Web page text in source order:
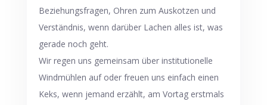
Beziehungsfragen, Ohren zum Auskotzen und
Verständnis, wenn darüber Lachen alles ist, was
gerade noch geht.
Wir regen uns gemeinsam über institutionelle
Windmühlen auf oder freuen uns einfach einen
Keks, wenn jemand erzählt, am Vortag erstmals